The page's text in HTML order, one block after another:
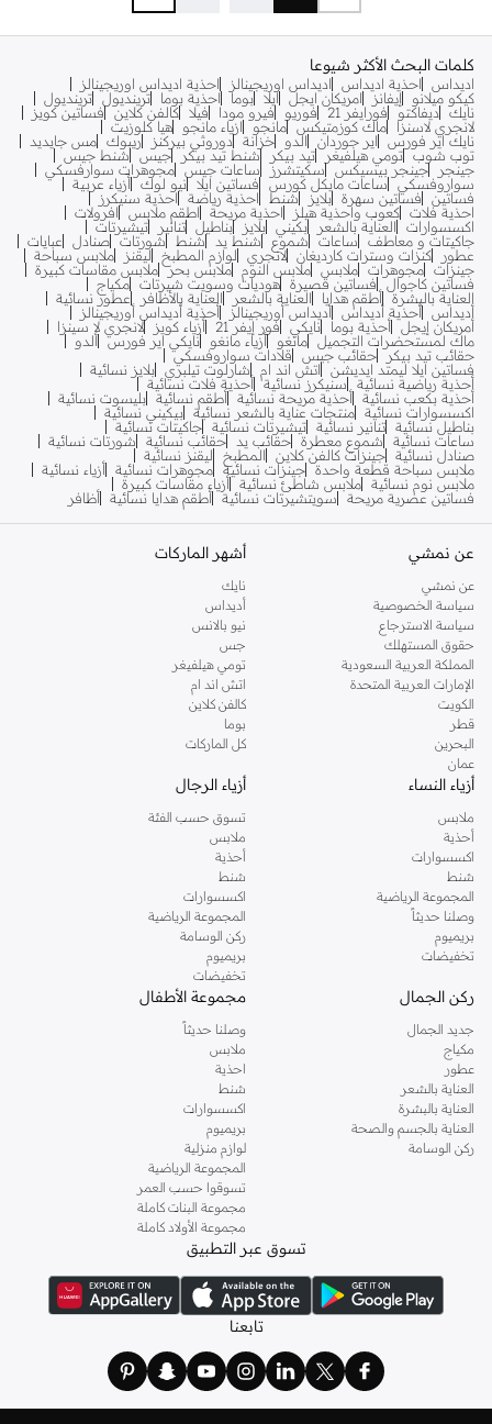
كلمات البحث الأكثر شيوعا
اديداس احذية اديداس اديداس اوريجينالز
احذية اديداس اوريجينالز
كيكو ميلانو
إيفانز امريكان ايجل ايلا بوما احذية بوما ترينديول ترينديول
نايك ديفاكتو فورايفر 21 فوريو فيرو مودا فيلا كالفن كلاين فساتين كويز
لانجري لاسنزا
ماك كوزمتيكس مانجو ازياء مانجو
هيا كلوزيت
نايك اير فورس
اير جوردان الدو خزانة دوروثي بيركنز ريبوك مس جايديد
توب شوب تومي هيلفيغر تيد بيكر شنط تيد بيكر جيس
شنط جيس
جينجر
جينجر بيسيكس سكيتشرز ساعات جيس مجوهرات سوارفسكي
سواروفسكي
ساعات مايكل كورس فساتين ايلا نيو لوك أزياء عربية
فساتين
فساتين سهرة بلايز شنط احذية رياضة
احذية سنيكرز
احذية فلات كعوب واحذية هيلز احذية مريحة اطقم ملابس
افرولات
اكسسوارات
العناية بالشعر بكيني بلايز بناطيل تنانير
تيشيرتات
جاكيتات و معاطف
ساعات شموع شنط يد شنط شورتات صنادل
عبايات
عطور
كنزات وسترات كارديغان لانجري لوازم المطبخ ليقنز
ملابس سباحة
جينزات مجوهرات ملابس ملابس النوم ملابس بحر ملابس مقاسات كبيرة
فساتين كاجوال
فساتين قصيرة هوديات وسويت شيرتات مكياج
العناية بالبشرة أطقم هدايا العناية بالشعر العناية بالأظافر
عطور نسائية
أديداس أحذية أديداس أديداس أوريجينالز
أحذية أديداس أوريجينالز
أمريكان إيجل أحذية بوما نايكي فور إيفر 21 أزياء كويز
لانجري لا سينزا
ماك لمستحضرات التجميل مانغو أزياء مانغو نايكي اير فورس ألدو
حقائب تيد بيكر
حقائب جيس
قلادات سواروفسكي
فساتين ايلا ليمتد ايديشن
اتش اند ام شارلوت تيلبري بلايز نسائية
أحذية رياضية نسائية
سنيكرز نسائية أحذية فلات نسائية
أحذية بكعب نسائية أحذية مريحة نسائية أطقم نسائية بليسوت نسائية
اكسسوارات نسائية منتجات عناية بالشعر نسائية بيكيني نسائية
بناطيل نسائية تنانير نسائية تيشيرتات نسائية جاكيتات نسائية
ساعات نسائية
شموع معطرة حقائب يد حقائب نسائية
شورتات نسائية
صنادل نسائية جينزات كالفن كلاين المطبخ
ليقنز نسائية
ملابس سباحة قطعة واحدة جينزات نسائية مجوهرات نسائية أزياء نسائية
ملابس نوم نسائية ملابس شاطئ نسائية أزياء مقاسات كبيرة
فساتين عصرية مريحة
سويتشيرتات نسائية أطقم هدايا نسائية أظافر
عن نمشي
عن نمشي
سياسة الخصوصية
سياسة الاسترجاع
حقوق المستهلك
المملكة العربية السعودية
الإمارات العربية المتحدة
الكويت
قطر
البحرين
عمان
أشهر الماركات
نايك
أديداس
نيو بالانس
جس
تومي هيلفيغر
اتش اند ام
كالفن كلاين
بوما
كل الماركات
أزياء النساء
ملابس
أحذية
اكسسوارات
شنط
المجموعة الرياضية
وصلنا حديثاً
بريميوم
تخفيضات
أزياء الرجال
تسوق حسب الفئة
ملابس
أحذية
شنط
اكسسوارات
المجموعة الرياضية
ركن الوسامة
بريميوم
تخفيضات
ركن الجمال
جديد الجمال
مكياج
عطور
العناية بالشعر
العناية بالبشرة
العناية بالجسم والصحة
ركن الوسامة
مجموعة الأطفال
وصلنا حديثاً
ملابس
احذية
شنط
اكسسوارات
بريميوم
لوازم منزلية
المجموعة الرياضية
تسوقوا حسب العمر
مجموعة البنات كاملة
مجموعة الأولاد كاملة
تسوق عبر التطبيق
تابعنا